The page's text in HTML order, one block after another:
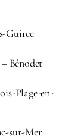
Guirec
Bénodet
Plage-en-
sur-Mer